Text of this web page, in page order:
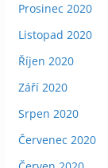
Prosinec 2020
Listopad 2020
Říjen 2020
Září 2020
Srpen 2020
Červenec 2020